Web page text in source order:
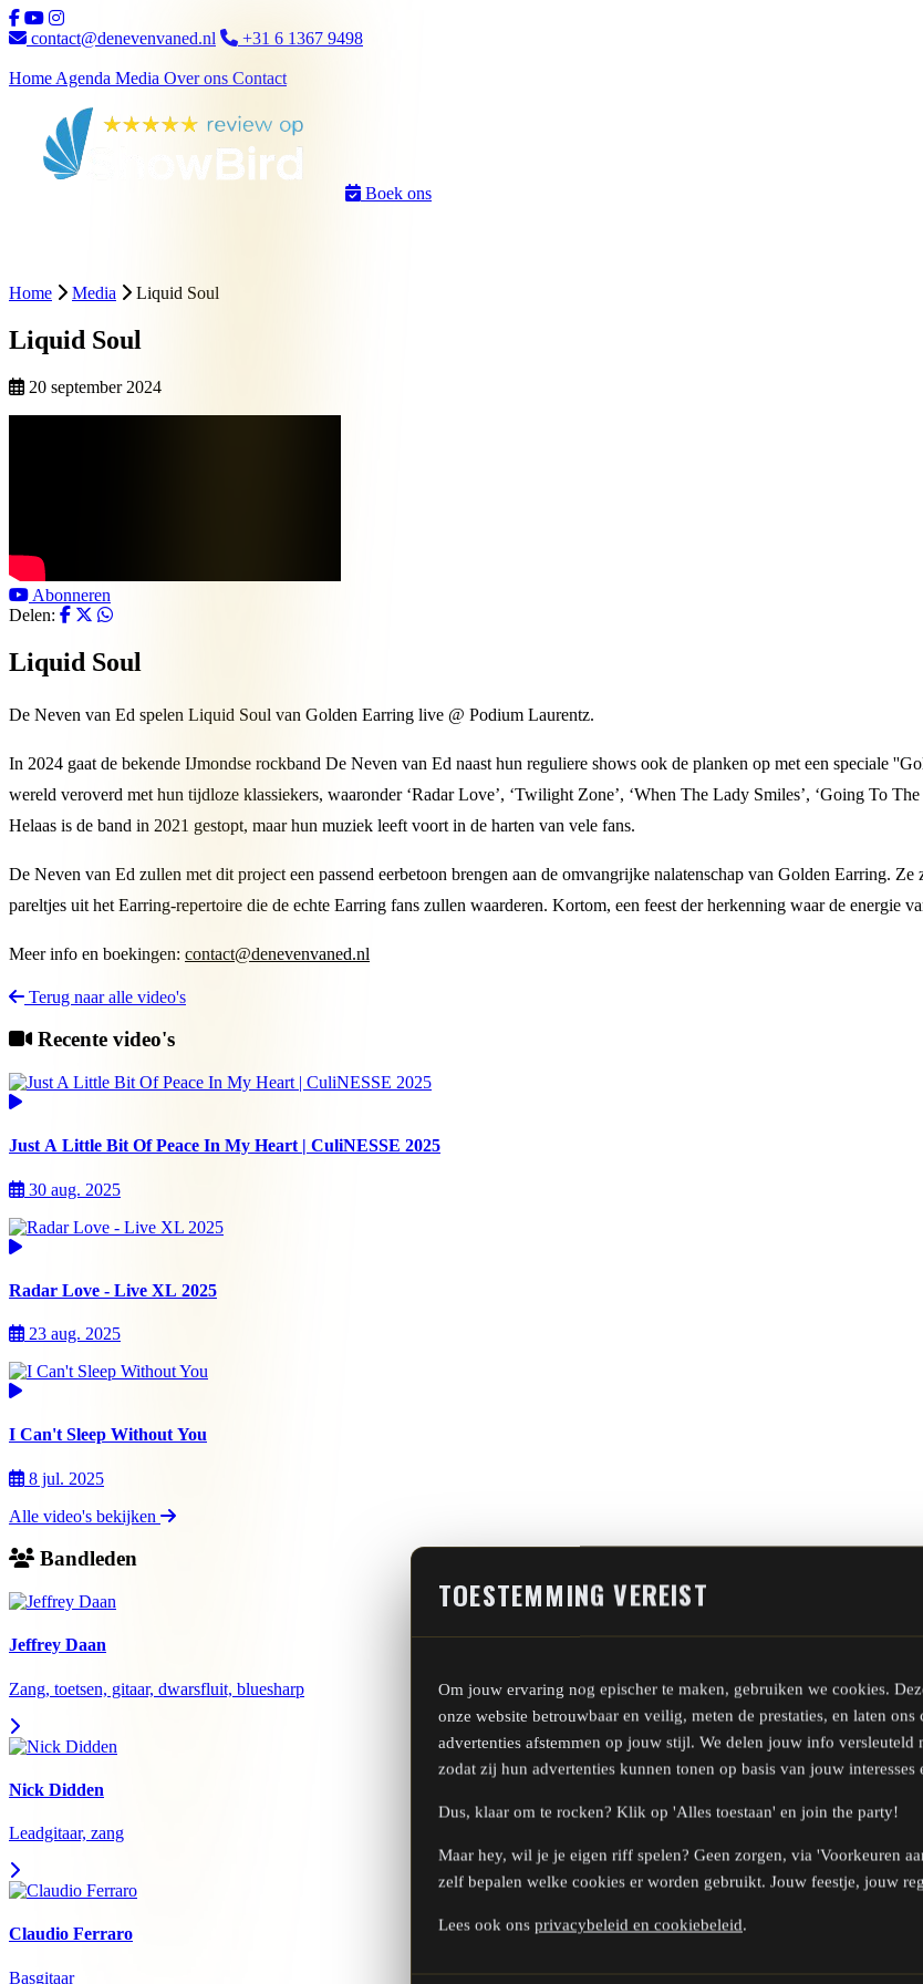
Ga naar inhoud
contact@denevenvaned.nl
+31 6 1367 9498
Home Agenda Media Over ons Contact
Boek ons
Home Media Liquid Soul
Liquid Soul
20 september 2024
Abonneren
Delen:
Liquid Soul
De Neven van Ed spelen Liquid Soul van Golden Earring live @ Podium Laurentz.
In 2024 gaat de bekende IJmondse rockband De Neven van Ed naast hun reguliere shows ook de planken op met een speciale
wereld veroverd met hun tijdloze klassiekers, waaronder ‘Radar Love’, ‘Twilight Zone’, ‘When The Lady Smiles’, ‘Going To
Helaas is de band in 2021 gestopt, maar hun muziek leeft voort in de harten van vele fans.
De Neven van Ed zullen met dit project een passend eerbetoon brengen aan de omvangrijke nalatenschap van Golden Earring.
pareltjes uit het Earring-repertoire die de echte Earring fans zullen waarderen. Kortom, een feest der herkenning waar de energie
Meer info en boekingen: contact@denevenvaned.nl
Terug naar alle video's
Recente video's
Just A Little Bit Of Peace In My Heart | CuliNESSE 2025
30 aug. 2025
Radar Love - Live XL 2025
23 aug. 2025
I Can't Sleep Without You
8 jul. 2025
Alle video's bekijken
Bandleden
Jeffrey Daan
Zang, toetsen, gitaar, dwarsfluit, bluesharp
Nick Didden
Leadgitaar, zang
Claudio Ferraro
Basgitaar
TOESTEMMING VEREIST
Om jouw ervaring nog epischer te maken, gebruiken we cookies.
onze website betrouwbaar en veilig, meten de prestaties, en laten ons
advertenties afstemmen op jouw stijl. We delen jouw info versleuteld
zodat zij hun advertenties kunnen tonen op basis van jouw interesses
Dus, klaar om te rocken? Klik op 'Alles toestaan' en join the party!
Maar hey, wil je je eigen riff spelen? Geen zorgen, via 'Voorkeuren
zelf bepalen welke cookies er worden gebruikt. Jouw feestje, jouw
Lees ook ons privacybeleid en cookiebeleid.